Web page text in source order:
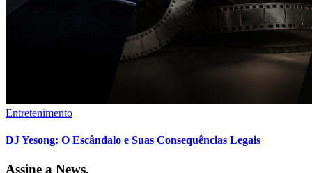
Entretenimento
DJ Yesong: O Escândalo e Suas Consequências Legais
Assine a News.